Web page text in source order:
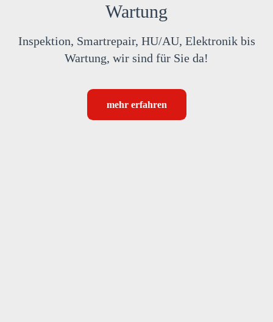
Wartung
Inspektion, Smartrepair, HU/AU, Elektronik bis
Wartung, wir sind für Sie da!
mehr erfahren